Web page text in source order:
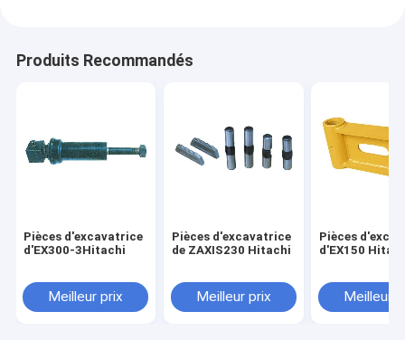
Produits Recommandés
Pièces d'excavatrice
d'EX300-3Hitachi
Meilleur prix
Pièces d'excavatrice
de ZAXIS230 Hitachi
Meilleur prix
Pièces
d'EX150
Meilleur